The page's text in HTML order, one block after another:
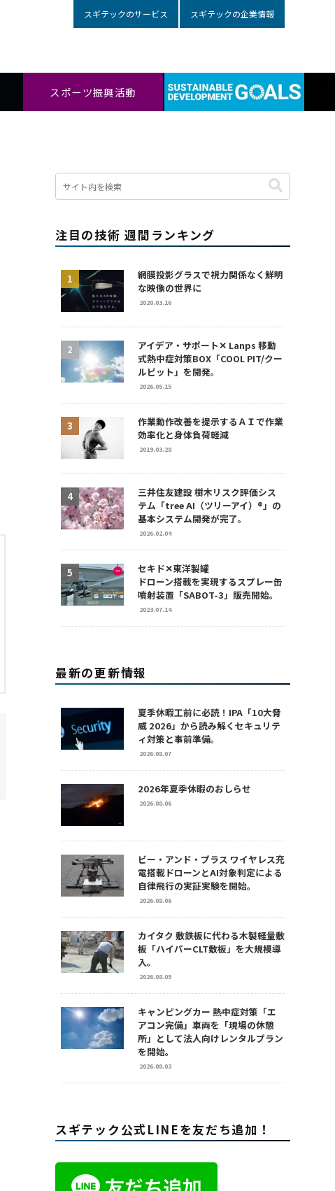
スギテックのサービス スギテックの企業情報
スポーツ振興活動
注目の技術 週間ランキング
網膜投影グラスで視力関係なく鮮明
な映像の世界に
2020.03.16
アイデア・サポート✕ Lanps 移動
式熱中症対策BOX「COOL PIT/クー
ルピット」を開発。
2026.05.15
作業動作改善を提示するＡＩで作業
効率化と身体負荷軽減
2019.03.28
三井住友建設 樹木リスク評価シス
テム「tree AI（ツリーアイ）®」の
基本システム開発が完了。
2026.02.04
セキド✕東洋製罐
ドローン搭載を実現するスプレー缶
噴射装置「SABOT-3」販売開始。
2023.07.14
最新の更新情報
夏季休暇工前に必読！IPA「10大脅
威 2026」から読み解くセキュリテ
ィ対策と事前準備。
2026.08.07
2026年夏季休暇のおしらせ
2026.08.06
ビー・アンド・プラス ワイヤレス充
電搭載ドローンとAI対象判定による
自律飛行の実証実験を開始。
2026.08.06
カイタク 敷鉄板に代わる木製軽量敷
板「ハイパーCLT敷板」を大規模導
入。
2026.08.05
キャンピングカー 熱中症対策「エ
アコン完備」車両を「現場の休憩
所」として法人向けレンタルプラン
を開始。
2026.08.03
スギテック公式LINEを友だち追加！